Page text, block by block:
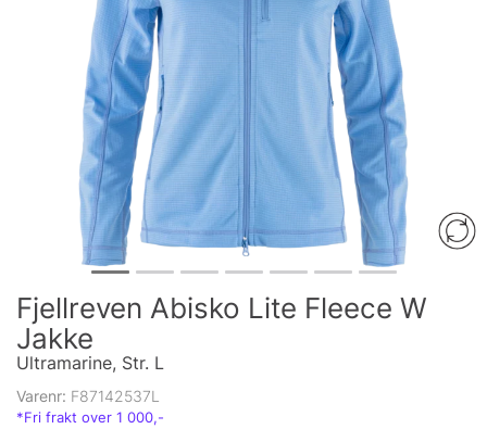
Fjellreven Abisko Lite Fleece W
Jakke
Ultramarine, Str. L
Varenr: F87142537L